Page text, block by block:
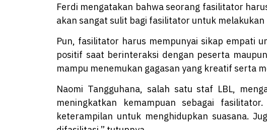
Ferdi mengatakan bahwa seorang fasilitator
akan sangat sulit bagi fasilitator untuk
Pun, fasilitator harus mempunyai sikap empati
positif saat berinteraksi dengan peserta
mampu menemukan gagasan yang kreatif serta
Naomi Tangguhana, salah satu staf LBL,
meningkatkan kemampuan sebagai
keterampilan untuk menghidupkan suasana.